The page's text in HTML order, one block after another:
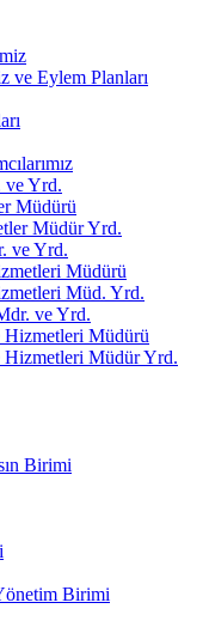
ve Eylem Planları
ve Yrd.
Müdürü
Müdür Yrd.
ve Yrd.
Müdürü
Müd. Yrd.
ve Yrd.
Müdürü
Hizmetleri Müdür Yrd.
Birimi
Birimi